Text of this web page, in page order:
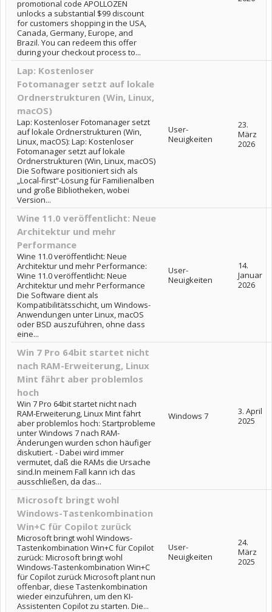
promotional code APOLLOZEN
unlocks a substantial $99 discount
for customers shopping in the USA,
Canada, Germany, Europe, and
Brazil. You can redeem this offer
during your checkout process to...
Lap: Kostenloser
Fotomanager setzt auf lokale
Ordnerstrukturen (Win, Linux,
macOS)
Lap: Kostenloser Fotomanager setzt
auf lokale Ordnerstrukturen (Win,
Linux, macOS): Lap: Kostenloser
Fotomanager setzt auf lokale
Ordnerstrukturen (Win, Linux, macOS)
Die Software positioniert sich als
„Local-first“-Lösung für Familienalben
und große Bibliotheken, wobei
Version...
User-
Neuigkeiten
23.
März
2026
Wine 11.0 veröffentlicht: Neue
Architektur und mehr
Performance
Wine 11.0 veröffentlicht: Neue
Architektur und mehr Performance:
Wine 11.0 veröffentlicht: Neue
Architektur und mehr Performance
Die Software dient als
Kompatibilitätsschicht, um Windows-
Anwendungen unter Linux, macOS
oder BSD auszuführen, ohne dass
eine...
User-
Neuigkeiten
14.
Januar
2026
Win 7 Pro 64bit startet nicht
nach RAM-Erweiterung, Linux
Mint fährt aber problemlos
hoch
Win 7 Pro 64bit startet nicht nach
RAM-Erweiterung, Linux Mint fährt
aber problemlos hoch: Startprobleme
unter Windows 7 nach RAM-
Änderungen wurden schon häufiger
diskutiert. - Dabei wird immer
vermutet, daß die RAMs die Ursache
sind.In meinem Fall kann ich das
ausschließen, da das...
Windows 7
3. April
2025
Microsoft bringt wohl
Windows-Tastenkombination
Win+C für Copilot zurück
Microsoft bringt wohl Windows-
Tastenkombination Win+C für Copilot
zurück: Microsoft bringt wohl
Windows-Tastenkombination Win+C
für Copilot zurück Microsoft plant nun
offenbar, diese Tastenkombination
wieder einzuführen, um den KI-
Assistenten Copilot zu starten. Die...
User-
Neuigkeiten
24.
März
2025